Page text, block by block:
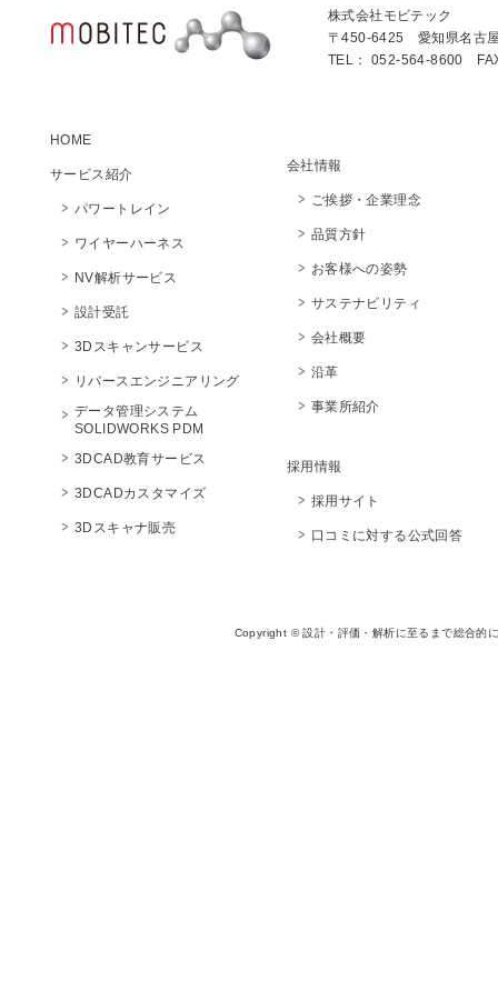
株式会社モビテック
〒450-6425 愛知県名古
TEL： 052-564-8600
HOME
サービス紹介
パワートレイン
ワイヤーハーネス
NV解析サービス
設計受託
3Dスキャンサービス
リバースエンジニアリング
データ管理システム
SOLIDWORKS PDM
3DCAD教育サービス
3DCADカスタマイズ
3Dスキャナ販売
会社情報
ご挨拶・企業理念
品質方針
お客様への姿勢
サステナビリティ
会社概要
沿革
事業所紹介
採用情報
採用サイト
口コミに対する公式回答
Copyright © 設計・評価・解析に至るまで総合的